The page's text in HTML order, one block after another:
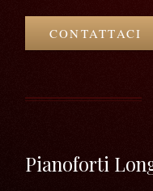
CONTATTACI
Pianoforti